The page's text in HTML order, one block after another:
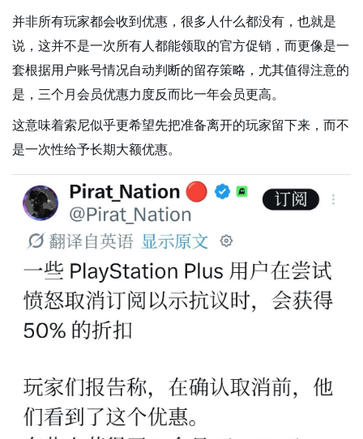
并非所有玩家都会收到优惠，很多人什么都没有，也就是
说，这并不是一次所有人都能领取的官方促销，而更像是一
套根据用户账号情况自动判断的留存策略，尤其值得注意的
是，三个月会员优惠力度反而比一年会员更高。
这意味着索尼似乎更希望先把准备离开的玩家留下来，而不
是一次性给予长期大额优惠。